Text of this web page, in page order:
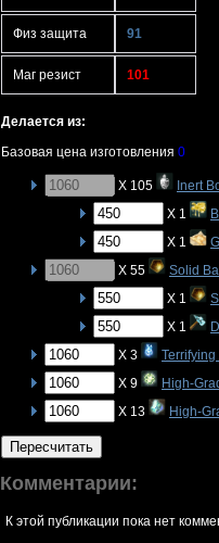
Физ защита 91
Маг резист 101
Делается из:
Базовая цена изготовления 0
X 105
Inert
X 1
X 1
X 55
Solid
X 1
X 1
X 3
Terrifying
X 9
High-
X 13
High-
Пересчитать
Комментарии:
К этой публикации пока нет